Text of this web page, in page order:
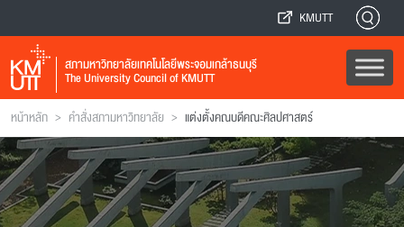
KMUTT
สภามหาวิทยาลัยเทคโนโลยีพระจอมเกล้าธนบุรี
The University Council of KMUTT
หน้าหลัก > คำสั่งสภามหาวิทยาลัย > แต่งตั้งคณบดีคณะศิลปศาสตร์